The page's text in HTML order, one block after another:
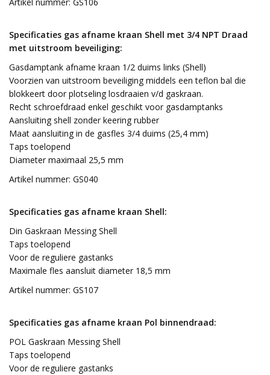
Specificaties gas afname kraan Shell met 3/4 NPT Draad
met uitstroom beveiliging:
Gasdamptank afname kraan 1/2 duims links (Shell)
Voorzien van uitstroom beveiliging middels een teflon bal die
blokkeert door plotseling losdraaien v/d gaskraan.
Recht schroefdraad enkel geschikt voor gasdamptanks
Aansluiting shell zonder keering rubber
Maat aansluiting in de gasfles 3/4 duims (25,4 mm)
Taps toelopend
Diameter maximaal 25,5 mm
Artikel nummer: GS040
Specificaties gas afname kraan Shell:
Din Gaskraan Messing Shell
Taps toelopend
Voor de reguliere gastanks
Maximale fles aansluit diameter 18,5 mm
Artikel nummer: GS107
Specificaties gas afname kraan Pol binnendraad:
POL Gaskraan Messing Shell
Taps toelopend
Voor de reguliere gastanks